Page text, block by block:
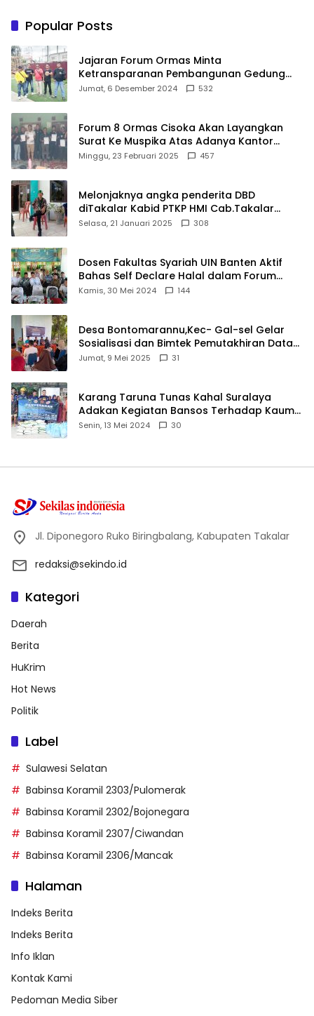
Sasaran
Popular Posts
Jajaran Forum Ormas Minta
Ketransparanan Pembangunan Gedung
Damkar Di Kecamatan Cisoka
Jumat, 6 Desember 2024 532
Forum 8 Ormas Cisoka Akan Layangkan
Surat Ke Muspika Atas Adanya Kantor
Matel di Cisoka
Minggu, 23 Februari 2025 457
Melonjaknya angka penderita DBD
diTakalar Kabid PTKP HMI Cab.Takalar
angkat bicara
Selasa, 21 Januari 2025 308
Dosen Fakultas Syariah UIN Banten Aktif
Bahas Self Declare Halal dalam Forum
Ijtima Ulama MUI
Kamis, 30 Mei 2024 144
Desa Bontomarannu,Kec- Gal-sel Gelar
Sosialisasi dan Bimtek Pemutakhiran Data
ID
Jumat, 9 Mei 2025 31
Karang Taruna Tunas Kahal Suralaya
Adakan Kegiatan Bansos Terhadap Kaum
Dhuafa dan Anak Yatim-Piatu
Senin, 13 Mei 2024 30
Jl. Diponegoro Ruko Biringbalang, Kabupaten Takalar
redaksi@sekindo.id
Kategori
Daerah
Berita
HuKrim
Hot News
Politik
Label
Sulawesi Selatan
Babinsa Koramil 2303/Pulomerak
Babinsa Koramil 2302/Bojonegara
Babinsa Koramil 2307/Ciwandan
Babinsa Koramil 2306/Mancak
Halaman
Indeks Berita
Indeks Berita
Info Iklan
Kontak Kami
Pedoman Media Siber